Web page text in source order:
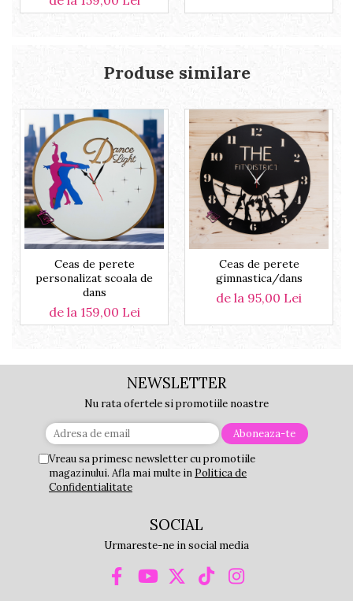
Produse similare
Ceas de perete
personalizat scoala de
dans
de la 159,00 Lei
Ceas de perete
gimnastica/dans
de la 95,00 Lei
NEWSLETTER
Nu rata ofertele si promotiile noastre
Vreau sa primesc newsletter cu promotiile
magazinului. Afla mai multe in Politica de
Confidentialitate
SOCIAL
Urmareste-ne in social media